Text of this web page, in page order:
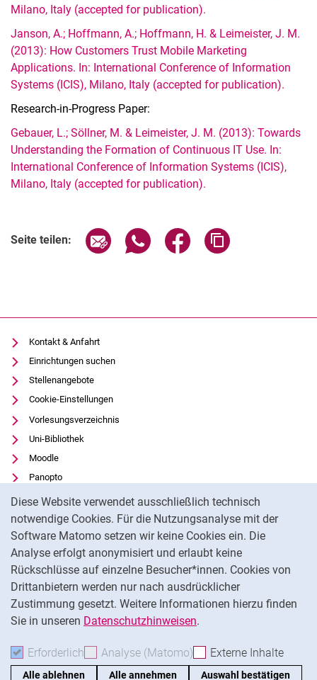
Diese Website verwendet ausschließlich technisch
notwendige Cookies. Für die Nutzungsanalyse mit der
Software Matomo setzen wir keine Cookies ein. Die
Analyse erfolgt anonymisiert und erlaubt keine
Rückschlüsse auf einzelne Besucher*innen. Cookies von
Drittanbietern werden nur nach ausdrücklicher
Zustimmung gesetzt. Weitere Informationen hierzu finden
Sie in unseren Datenschutzhinweisen.
Erforderlich Erforderliche Cookies akzeptieren
Analyse (Matomo) Analyse-Cookies
Externe Inhalte
Alle ablehnen Alle annehmen Auswahl bestätigen
Milano, Italy (accepted for publication).
Janson, A.; Hoffmann, A.; Hoffmann, H. & Leimeister, J. M.
(2013): How Customers Trust Mobile Marketing
Applications. In: International Conference of Information
Systems (ICIS), Milano, Italy (accepted for publication).
Research-in-Progress Paper:
Gebauer, L.; Söllner, M. & Leimeister, J. M. (2013): Towards
Understanding the Formation of Continuous IT Use. In:
International Conference of Information Systems (ICIS),
Milano, Italy (accepted for publication).
Seite teilen: Seite über E-Mail teilen
Seite über WhatsApp teilen
Seite über Facebook
Kontakt & Anfahrt
Einrichtungen suchen
Stellenangebote
Cookie-Einstellungen
Vorlesungsverzeichnis
Uni-Bibliothek
Moodle
Panopto
Datenschutz
Barrierefreiheit
Transparenter KI-Einsatz
Impressum
Externer Link: Universität Kassel auf
Facebook(öffnet neues Fenster)
Externer Link: Universität Kassel auf
Instagram (öffnet neues Fenster)